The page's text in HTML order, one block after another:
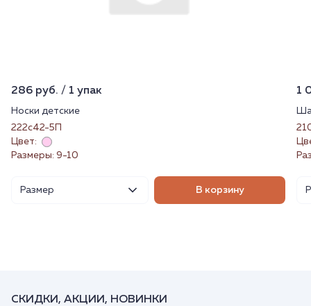
286 руб. / 1 упак
Носки детские
222с42-5П
Цвет:
Размеры: 9-10
Размер В корзину
1
СКИДКИ, АКЦИИ, НОВИНКИ